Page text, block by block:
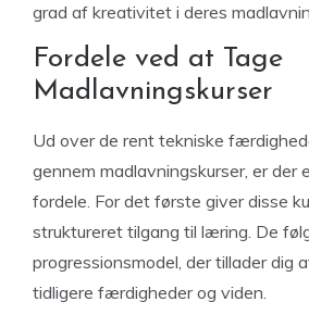
grad af kreativitet i deres
Fordele ved at Tage
Madlavningskurser
Ud over de rent tekniske
gennem madlavningskurser, er der
fordele. For det første giver disse
struktureret tilgang til læring. De
progressionsmodel, der tillader dig
tidligere færdigheder og viden.